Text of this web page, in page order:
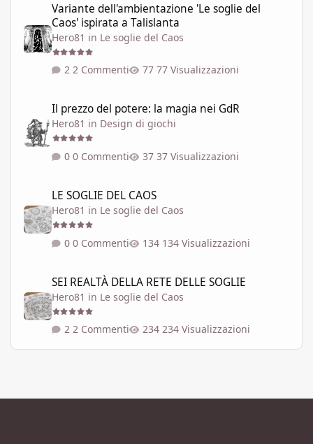
Variante dell'ambientazione 'Le soglie del
Caos' ispirata a Talislanta
Hero81 in Le soglie del Caos
2 Commenti 77 Visualizzazioni
Il prezzo del potere: la magia nei GdR
Hero81 in Design di giochi
0 Commenti 37 Visualizzazioni
LE SOGLIE DEL CAOS
Hero81 in Le soglie del Caos
0 Commenti 134 Visualizzazioni
SEI REALTÀ DELLA RETE DELLE SOGLIE
Hero81 in Le soglie del Caos
2 Commenti 234 Visualizzazioni